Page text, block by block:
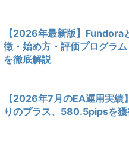
【2026年最新版】Fundora
徴・始め方・評価プログラ
を徹底解説
【2026年7月のEA運用実績
りのプラス、580.5pipsを獲